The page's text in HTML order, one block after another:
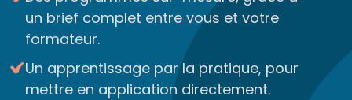
un brief complet entre vous et votre
formateur.
Un apprentissage par la pratique, pour
mettre en application directement.